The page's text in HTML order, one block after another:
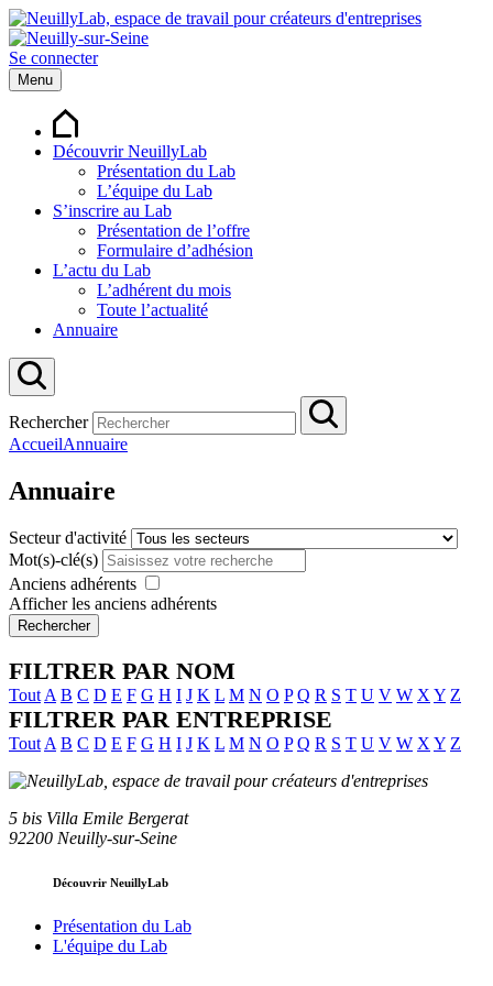
Se connecter
Menu
Découvrir NeuillyLab
Présentation du Lab
L’équipe du Lab
S’inscrire au Lab
Présentation de l’offre
Formulaire d’adhésion
L’actu du Lab
L’adhérent du mois
Toute l’actualité
Annuaire
Rechercher
AccueilAnnuaire
Annuaire
Secteur d'activité
Mot(s)-clé(s)
Anciens adhérents
Afficher les anciens adhérents
Rechercher
FILTRER PAR NOM
Tout A B C D E F G H I J K L M N O P Q R S T U V W X Y Z
FILTRER PAR ENTREPRISE
Tout A B C D E F G H I J K L M N O P Q R S T U V W X Y Z
5 bis Villa Emile Bergerat
92200 Neuilly-sur-Seine
Découvrir NeuillyLab
Présentation du Lab
L'équipe du Lab